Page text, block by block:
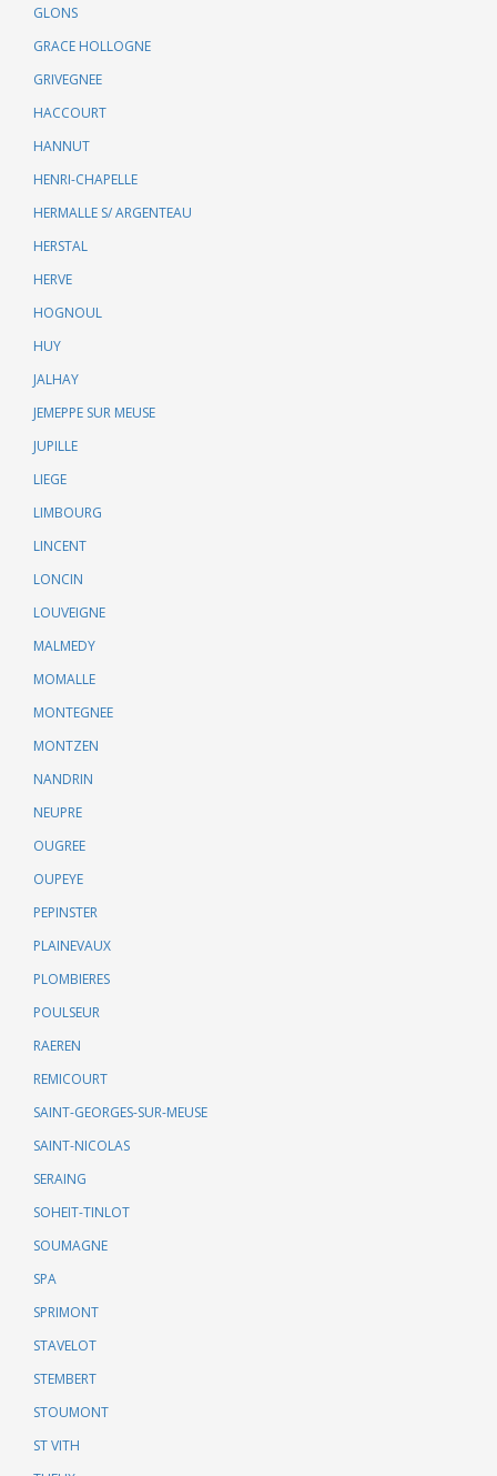
GLONS
GRACE HOLLOGNE
GRIVEGNEE
HACCOURT
HANNUT
HENRI-CHAPELLE
HERMALLE S/ ARGENTEAU
HERSTAL
HERVE
HOGNOUL
HUY
JALHAY
JEMEPPE SUR MEUSE
JUPILLE
LIEGE
LIMBOURG
LINCENT
LONCIN
LOUVEIGNE
MALMEDY
MOMALLE
MONTEGNEE
MONTZEN
NANDRIN
NEUPRE
OUGREE
OUPEYE
PEPINSTER
PLAINEVAUX
PLOMBIERES
POULSEUR
RAEREN
REMICOURT
SAINT-GEORGES-SUR-MEUSE
SAINT-NICOLAS
SERAING
SOHEIT-TINLOT
SOUMAGNE
SPA
SPRIMONT
STAVELOT
STEMBERT
STOUMONT
ST VITH